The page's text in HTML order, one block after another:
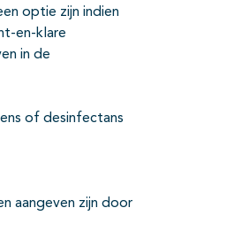
optie zijn indien
en-klare
in de
of desinfectans
aangeven zijn door